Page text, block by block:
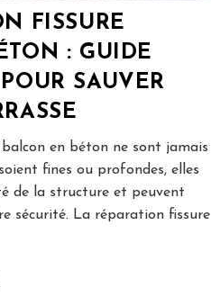
FISSURE
: GUIDE
SAUVER
balcon en béton ne sont jamais
fines ou profondes, elles
de la structure et peuvent
sécurité. La réparation fissure